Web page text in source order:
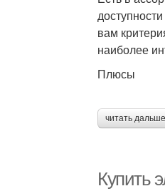
вам
наиболее
Плюсы
читать
Купить